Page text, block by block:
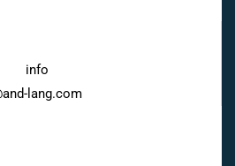
info
lang.com